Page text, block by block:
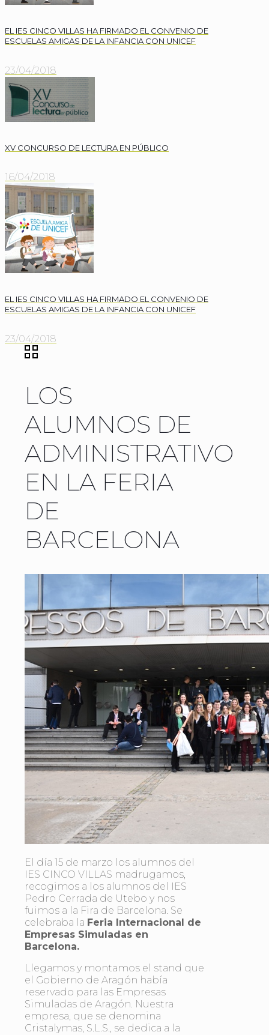
EL IES CINCO VILLAS HA FIRMADO EL CONVENIO DE
ESCUELAS AMIGAS DE LA INFANCIA CON UNICEF
23/04/2018
XV CONCURSO DE LECTURA EN PÚBLICO
16/04/2018
EL IES CINCO VILLAS HA FIRMADO EL CONVENIO DE
ESCUELAS AMIGAS DE LA INFANCIA CON UNICEF
23/04/2018
LOS
ALUMNOS DE
ADMINISTRATIVO
EN LA FERIA
DE
BARCELONA
El día 15 de marzo los alumnos del
IES CINCO VILLAS madrugamos,
recogimos a los alumnos del IES
Pedro Cerrada de Utebo y nos
fuimos a la Fira de Barcelona. Se
celebraba la Feria Internacional de
Empresas Simuladas en
Barcelona.
Llegamos y montamos el stand que
el Gobierno de Aragón había
reservado para las Empresas
Simuladas de Aragón. Nuestra
empresa, que se denomina
Cristalymas, S.L.S., se dedica a la